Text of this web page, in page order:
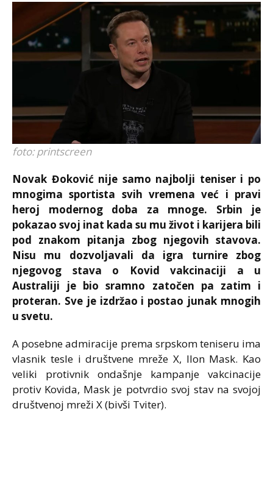
foto: printscreen
Novak Đoković nije samo najbolji teniser i po
mnogima sportista svih vremena već i pravi
heroj modernog doba za mnoge. Srbin je
pokazao svoj inat kada su mu život i karijera bili
pod znakom pitanja zbog njegovih stavova.
Nisu mu dozvoljavali da igra turnire zbog
njegovog stava o Kovid vakcinaciji a u
Australiji je bio sramno zatočen pa zatim i
proteran. Sve je izdržao i postao junak mnogih
u svetu.
A posebne admiracije prema srpskom teniseru ima
vlasnik tesle i društvene mreže X, Ilon Mask. Kao
veliki protivnik ondašnje kampanje vakcinacije
protiv Kovida, Mask je potvrdio svoj stav na svojoj
društvenoj mreži X (bivši Tviter).